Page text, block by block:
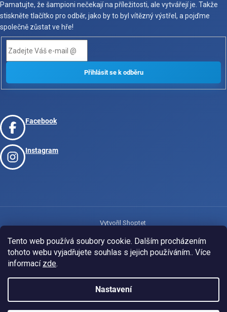
Tento web používá soubory cookie. Dalším procházením
tohoto webu vyjadřujete souhlas s jejich používáním.. Více
informací zde.
Nastavení
Pamatujte, že šampioni nečekají na příležitosti, ale vytvářejí je. Takže
stiskněte tlačítko pro odběr, jako by to byl vítězný výstřel, a pojďme
společně zůstat ve hře!
Facebook
Instagram
Vytvořil Shoptet
Copyright 2026www.josport.cz. Všechna práva vyhrazena.